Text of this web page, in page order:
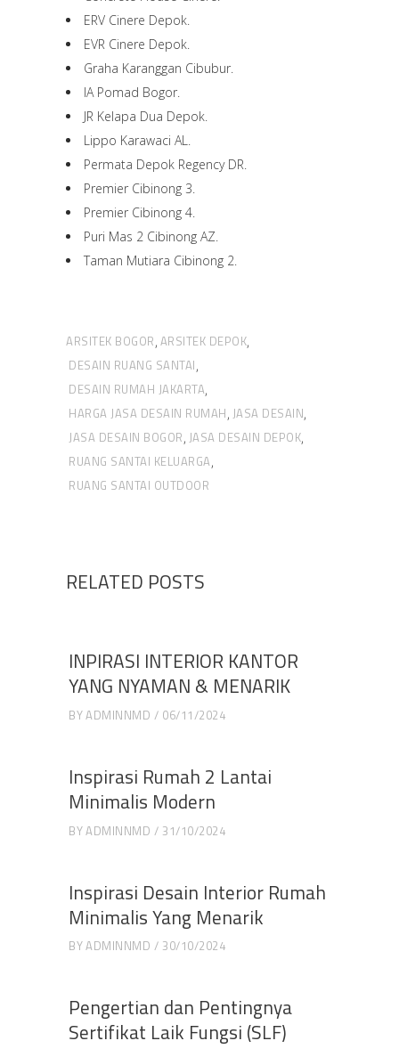
ERV Cinere Depok.
EVR Cinere Depok.
Graha Karanggan Cibubur.
IA Pomad Bogor.
JR Kelapa Dua Depok.
Lippo Karawaci AL.
Permata Depok Regency DR.
Premier Cibinong 3.
Premier Cibinong 4.
Puri Mas 2 Cibinong AZ.
Taman Mutiara Cibinong 2.
ARSITEK BOGOR, ARSITEK DEPOK,
DESAIN RUANG SANTAI,
DESAIN RUMAH JAKARTA,
HARGA JASA DESAIN RUMAH, JASA DESAIN,
JASA DESAIN BOGOR, JASA DESAIN DEPOK,
RUANG SANTAI KELUARGA,
RUANG SANTAI OUTDOOR
RELATED POSTS
INPIRASI INTERIOR KANTOR
YANG NYAMAN & MENARIK
BYADMINNMD 06/11/2024
Inspirasi Rumah 2 Lantai
Minimalis Modern
BYADMINNMD 31/10/2024
Inspirasi Desain Interior Rumah
Minimalis Yang Menarik
BYADMINNMD 30/10/2024
Pengertian dan Pentingnya
Sertifikat Laik Fungsi (SLF)